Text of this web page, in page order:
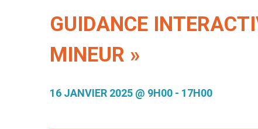
GUIDANCE
MINEUR »
16 JANVIER 2025 @ 9H00 - 17H00